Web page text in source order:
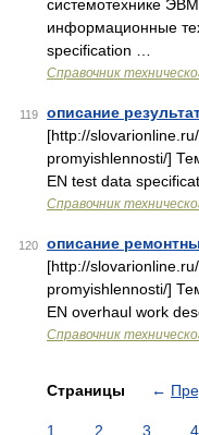
системотехнике
информационные
specification …
Справочник
119 описание
[http://
promyishlennosti/]
EN test data
Справочник
120 описание
[http://
promyishlennosti/]
EN overhaul work
Справочник
Страницы ←
1 2 3 4